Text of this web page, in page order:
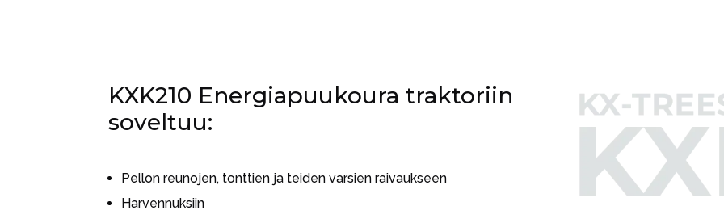
KXK210 Energiapuukoura traktoriin
soveltuu:
Pellon reunojen, tonttien ja teiden varsien raivaukseen
Harvennuksiin